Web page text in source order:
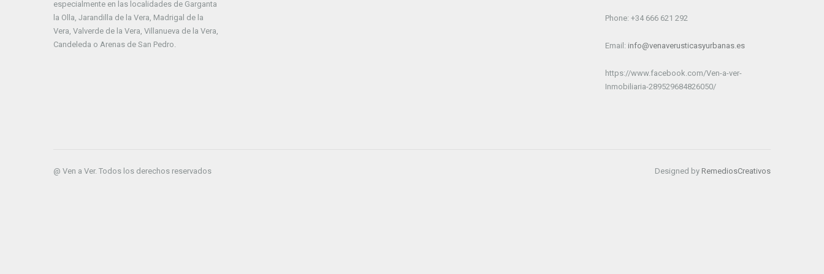
especialmente en las localidades de Garganta
la Olla, Jarandilla de la Vera, Madrigal de la
Vera, Valverde de la Vera, Villanueva de la Vera,
Candeleda o Arenas de San Pedro.
Phone: +34 666 621 292
Email: info@venaverusticasyurbanas.es
https://www.facebook.com/Ven-a-ver-
Inmobiliaria-289529684826050/
@ Ven a Ver. Todos los derechos reservados Designed by RemediosCreativos